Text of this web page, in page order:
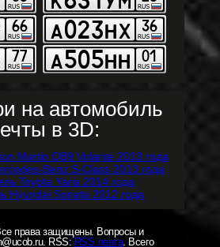
на автомобиль
в 3D:
права защищены. Вопросы и
RSS:RSS лента. Всего